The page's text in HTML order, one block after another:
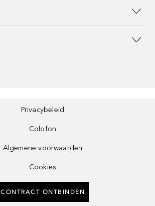
Privacybeleid
Colofon
Algemene voorwaarden
Cookies
CONTRACT ONTBINDEN